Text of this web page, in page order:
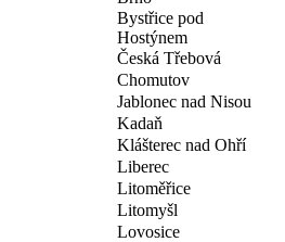
Bystřice pod
Hostýnem
Česká Třebová
Chomutov
Jablonec nad Nisou
Kadaň
Klášterec nad Ohří
Liberec
Litoměřice
Litomyšl
Lovosice